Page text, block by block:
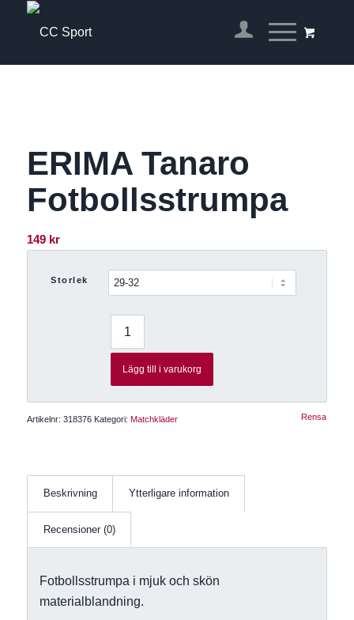
ERIMA Tanaro
Fotbollsstrumpa
149 kr
Storlek
Rensa
Lägg till i varukorg
Artikelnr: 318376 Kategori: Matchkläder
Beskrivning Ytterligare information
Recensioner (0)
Fotbollsstrumpa i mjuk och skön
materialblandning.